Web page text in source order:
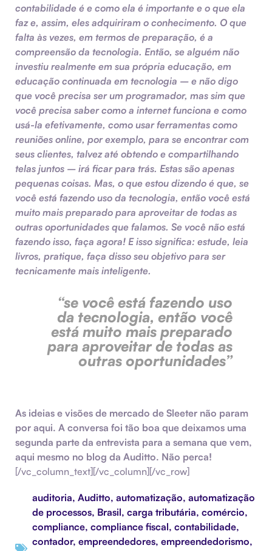
contabilidade é e como ela é importante e o que ela
faz e, assim, eles adquiriram o conhecimento. O que
falta às vezes, em termos de preparação, é a
compreensão da tecnologia. Então, se alguém não
investiu realmente em sua própria educação, em
educação continuada em tecnologia – e não digo
que você precisa ser um programador, mas sim que
você precisa saber como a internet funciona e como
usá-la efetivamente, como usar ferramentas como
reuniões online, por exemplo, para se encontrar com
seus clientes, talvez até obtendo e compartilhando
telas juntos – irá ficar para trás. Estas são apenas
pequenas coisas. Mas, o que estou dizendo é que, se
você está fazendo uso da tecnologia, então você está
muito mais preparado para aproveitar de todas as
outras oportunidades que falamos. Se você não está
fazendo isso, faça agora! E isso significa: estude, leia
livros, pratique, faça disso seu objetivo para ser
tecnicamente mais inteligente.
“se você está fazendo uso
da tecnologia, então você
está muito mais preparado
para aproveitar de todas as
outras oportunidades”
As ideias e visões de mercado de Sleeter não param
por aqui. A conversa foi tão boa que deixamos uma
segunda parte da entrevista para a semana que vem,
aqui mesmo no blog da Auditto. Não perca!
[/vc_column_text][/vc_column][/vc_row]
auditoria, Auditto, automatização, automatização
de processos, Brasil, carga tributária, comércio,
compliance, compliance fiscal, contabilidade,
contador, empreendedores, empreendedorismo,